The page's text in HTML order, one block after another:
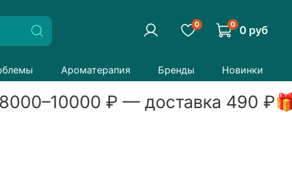
0 0 0 руб
Ароматерапия Бренды Новинки
8000–10000₽ — доставка 490₽